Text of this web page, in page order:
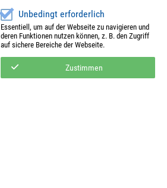
Angemeldet bleiben
Anmelden
Unbedingt erforderlich
Essentiell, um auf der Webseite zu navigieren und
deren Funktionen nutzen können, z. B. den Zugriff
auf sichere Bereiche der Webseite.
Zustimmen